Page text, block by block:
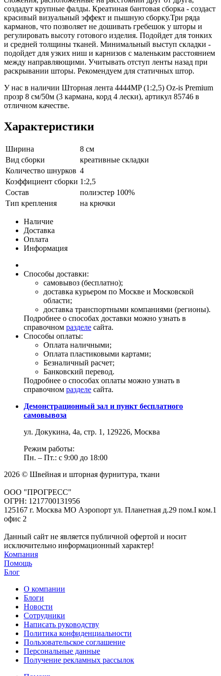
создадут крупные фалды. Креатиная бантовая сборка - создаст
красивый визуальный эффект и пышную сборку.Три ряда
карманов, что позволяет не дошивать гребешок у шторы и
регулировать высоту готового изделия. Подойдет для тонких
и средней толщины тканей. Минимальный выступ складки -
подойдет для узких ниш и карнизов с маленьким расстоянием
между направляющими. Учитывать отступ ленты назад при
раскрывании шторы. Рекомендуем для статичных штор.
У нас в наличии Шторная лента 4444MP (1:2,5) Oz-is Premium
прозр 8 см/50м (3 кармана, корд 4 лески), артикул 85746 в
отличном качестве.
Характеристики
Ширина
8 см
Вид сборки
креативные складки
Количество шнурков 4
Коэффициент сборки 1:2,5
Состав
полиэстер 100%
Тип крепления
на крючки
Наличие
Доставка
Оплата
Информация
Способы доставки:
самовывоз (бесплатно);
доставка курьером по Москве и Московской
области;
доставка транспортными компаниями (регионы).
Подробнее о способах доставки можно узнать в
справочном разделе сайта.
Способы оплаты:
Оплата наличными;
Оплата пластиковыми картами;
Безналичный расчет;
Банковский перевод.
Подробнее о способах оплаты можно узнать в
справочном разделе сайта.
Демонстрационный зал и пункт бесплатного
самовывоза
ул. Докукина, 4а, стр. 1, 129226, Москва
Режим работы:
Пн. – Пт.: с 9:00 до 18:00
2026 © Швейная и шторная фурнитура, ткани
ООО "ПРОГРЕСС"
ОГРН: 1217700131956
125167 г. Москва МО Аэропорт ул. Планетная д.29 пом.I ком.1
офис 2
Данный сайт не является публичной офертой и носит
исключительно информационный характер!
Компания
Помощь
Блог
О компании
Блоги
Новости
Сотрудники
Написать руководству
Политика конфиденциальности
Пользовательское соглашение
Персональные данные
Получение рекламных рассылок